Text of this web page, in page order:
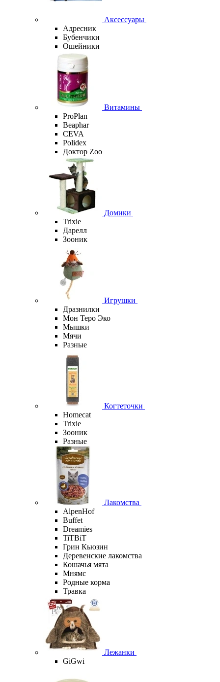
Аксессуары
Адресник
Бубенчики
Ошейники
Витамины
ProPlan
Beaphar
CEVA
Polidex
Доктор Zoo
Домики
Trixie
Дарелл
Зооник
Игрушки
Дразнилки
Мон Теро Эко
Мышки
Мячи
Разные
Когтеточки
Homecat
Trixie
Зооник
Разные
Лакомства
AlpenHof
Buffet
Dreamies
TiTBiT
Грин Кьюзин
Деревенские лакомства
Кошачья мята
Мнямс
Родные корма
Травка
Лежанки
GiGwi